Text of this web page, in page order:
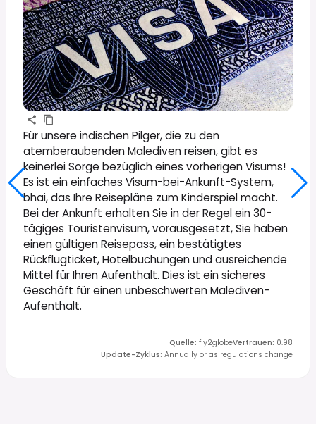
Für unsere indischen Pilger, die zu den
atemberaubenden Malediven reisen, gibt es
keinerlei Sorge bezüglich eines vorherigen Visums!
Es ist ein einfaches Visum-bei-Ankunft-System,
bhai, das Ihre Reisepläne zum Kinderspiel macht.
Bei der Ankunft erhalten Sie in der Regel ein 30-
tägiges Touristenvisum, vorausgesetzt, Sie haben
einen gültigen Reisepass, ein bestätigtes
Rückflugticket, Hotelbuchungen und ausreichende
Mittel für Ihren Aufenthalt. Dies ist ein sicheres
Geschäft für einen unbeschwerten Malediven-
Aufenthalt.
Quelle: fly2globeVertrauen: 0.98
Update-Zyklus: Annually or as regulations change